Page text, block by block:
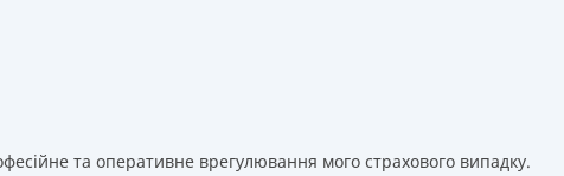
та оперативне врегулювання мого страхового випадку.